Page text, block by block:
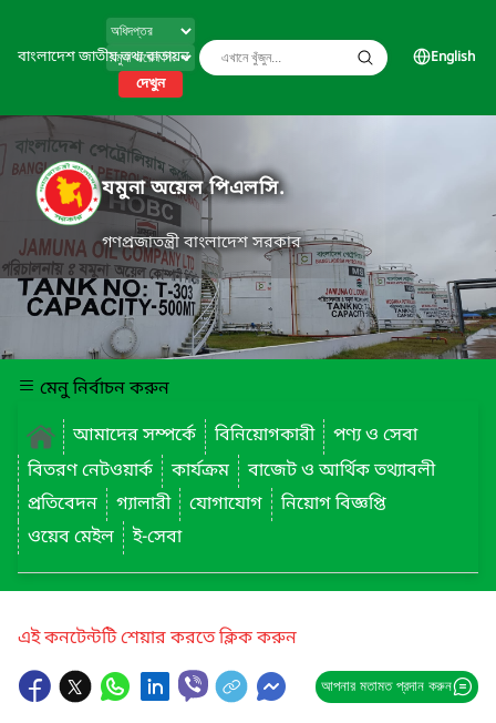
বাংলাদেশ জাতীয় তথ্য বাতায়ন
দেখুন
English
যমুনা অয়েল পিএলসি.
গণপ্রজাতন্ত্রী বাংলাদেশ সরকার
মেনু নির্বাচন করুন
আমাদের সম্পর্কে
বিনিয়োগকারী
পণ্য ও সেবা
বিতরণ নেটওয়ার্ক
কার্যক্রম
বাজেট ও আর্থিক তথ্যাবলী
প্রতিবেদন
গ্যালারী যোগাযোগ
নিয়োগ বিজ্ঞপ্তি
ওয়েব মেইল
ই-সেবা
এই কনটেন্টটি শেয়ার করতে ক্লিক করুন
আপনার মতামত প্রদান করুন